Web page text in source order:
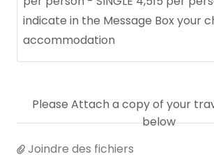
Please Attach a copy of your
below
Joindre des fichiers